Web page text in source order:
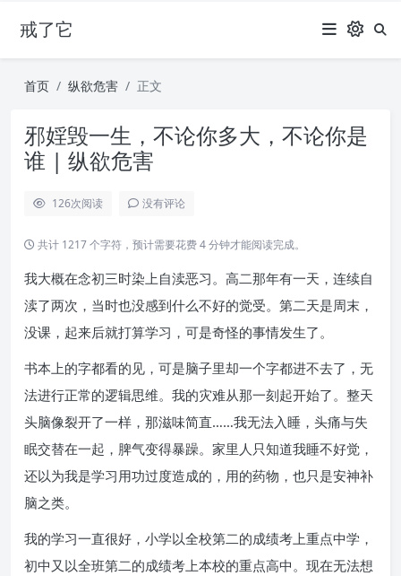
戒了它
首页 纵欲危害 正文
邪婬毁一生，不论你多大，不论你是
谁 | 纵欲危害
126次阅读 没有评论
共计 1217 个字符，预计需要花费 4 分钟才能阅读完成。
我大概在念初三时染上自渎恶习。高二那年有一天，连续自
渎了两次，当时也没感到什么不好的觉受。第二天是周末，
没课，起来后就打算学习，可是奇怪的事情发生了。
书本上的字都看的见，可是脑子里却一个字都进不去了，无
法进行正常的逻辑思维。我的灾难从那一刻起开始了。整天
头脑像裂开了一样，那滋味简直……我无法入睡，头痛与失
眠交替在一起，脾气变得暴躁。家里人只知道我睡不好觉，
还以为我是学习用功过度造成的，用的药物，也只是安神补
脑之类。
我的学习一直很好，小学以全校第二的成绩考上重点中学，
初中又以全班第二的成绩考上本校的重点高中。现在无法想